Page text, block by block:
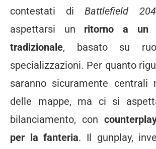
contestati diBattlefield
aspettarsi un ritorno a un
tradizionale, basato su
specializzazioni. Per quanto
saranno sicuramente centrali
delle mappe, ma ci si
bilanciamento, con
per la fanteria. Il gunplay,